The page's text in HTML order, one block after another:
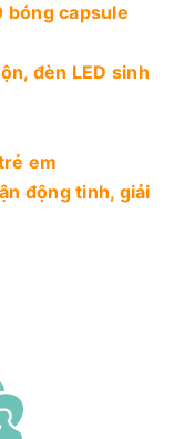
bóng capsule
đèn LED sinh
em
động tinh, giải